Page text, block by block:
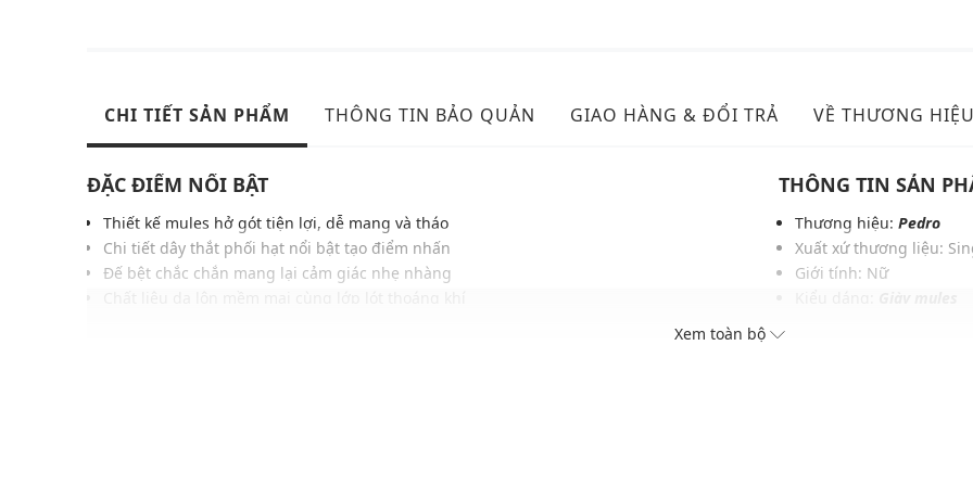
CHI TIẾT SẢN PHẨM THÔNG TIN BẢO QUẢN GIAO HÀNG & ĐỔI TRẢ VỀ THƯƠNG HIỆU
ĐẶC ĐIỂM NỔI BẬT
Thiết kế mules hở gót tiện lợi, dễ mang và tháo
Chi tiết dây thắt phối hạt nổi bật tạo điểm nhấn
Đế bệt chắc chắn mang lại cảm giác nhẹ nhàng
THÔNG TIN SẢN
Thương hiệu: Pedro
Xuất xứ thương liệu:
Giới tính: Nữ
Xem toàn bộ